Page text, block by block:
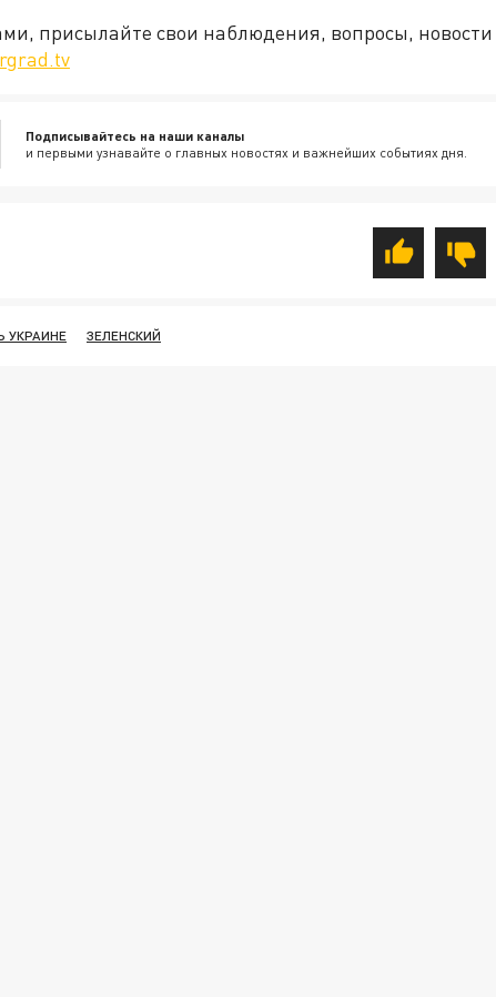
присылайте свои наблюдения, вопросы, новости
Подписывайтесь на наши каналы
и первыми узнавайте о главных новостях и важнейших событиях дня.
УКРАИНЕ ЗЕЛЕНСКИЙ